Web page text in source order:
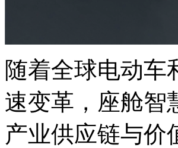
随着全球电动车
速变革，座舱智
产业供应链与价